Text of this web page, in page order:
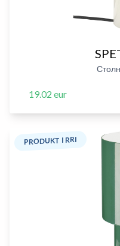
19.02 eur
PRODUKT I RRI